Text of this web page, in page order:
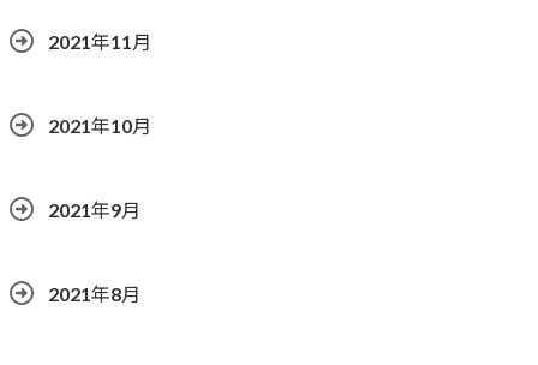
2021年11月
2021年10月
2021年9月
2021年8月